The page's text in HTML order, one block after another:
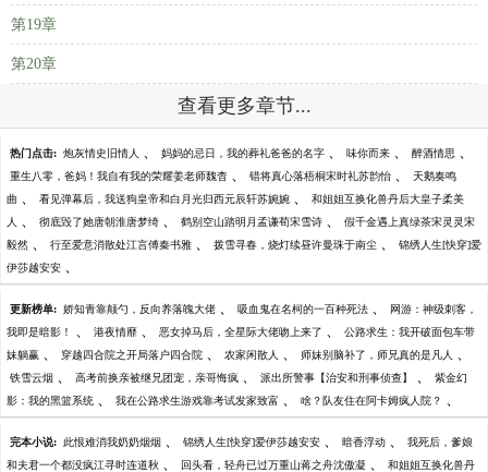
第19章
第20章
查看更多章节...
热门点击: 炮灰情史旧情人 、 妈妈的忌日，我的葬礼爸爸的名字 、 味你而来 、 醉酒情思 、
重生八零，爸妈！我自有我的荣耀姜老师魏杳 、 错将真心落梧桐宋时礼苏韵怡 、 天鹅奏鸣
曲 、 看见弹幕后，我送狗皇帝和白月光归西元辰轩苏婉婉 、 和姐姐互换化兽丹后大皇子柔美
人 、 彻底毁了她唐朝淮唐梦绮 、 鹤别空山踏明月孟谦荀宋雪诗 、 假千金遇上真绿茶宋灵灵宋
毅然 、 行至爱意消散处江言傅秦书雅 、 拨雪寻春，烧灯续昼许曼珠于南尘 、 锦绣人生[快穿]爱
伊莎越安安 、
更新榜单: 娇知青靠颠勺，反向养落魄大佬 、 吸血鬼在名柯的一百种死法 、 网游：神级刺客，
我即是暗影！ 、 港夜情靡 、 恶女掉马后，全星际大佬吻上来了 、 公路求生：我开破面包车带
妹躺赢 、 穿越四合院之开局落户四合院 、 农家闲散人 、 师妹别脑补了，师兄真的是凡人 、
铁雪云烟 、 高考前换亲被继兄团宠，亲哥悔疯 、 派出所警事【治安和刑事侦查】 、 紫金幻
影：我的黑篮系统 、 我在公路求生游戏靠考试发家致富 、 啥？队友住在阿卡姆疯人院？ 、
完本小说: 此恨难消我奶奶烟烟 、 锦绣人生[快穿]爱伊莎越安安 、 暗香浮动 、 我死后，爹娘
和夫君一个都没疯江寻时连道秋 、 回头看，轻舟已过万重山蒋之舟沈傲凝 、 和姐姐互换化兽丹